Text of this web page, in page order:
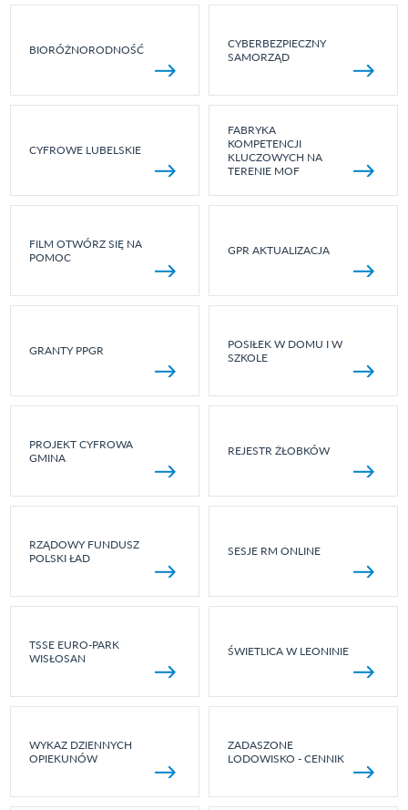
BIORÓŻNORODNOŚĆ
CYBERBEZPIECZNY
SAMORZĄD
CYFROWE LUBELSKIE
FABRYKA
KOMPETENCJI
KLUCZOWYCH NA
TERENIE MOF
FILM OTWÓRZ SIĘ NA
POMOC
GPR AKTUALIZACJA
GRANTY PPGR
POSIŁEK W DOMU I W
SZKOLE
PROJEKT CYFROWA
GMINA
REJESTR ŻŁOBKÓW
RZĄDOWY FUNDUSZ
POLSKI ŁAD
SESJE RM ONLINE
TSSE EURO-PARK
WISŁOSAN
ŚWIETLICA W LEONINIE
WYKAZ DZIENNYCH
OPIEKUNÓW
ZADASZONE
LODOWISKO - CENNIK